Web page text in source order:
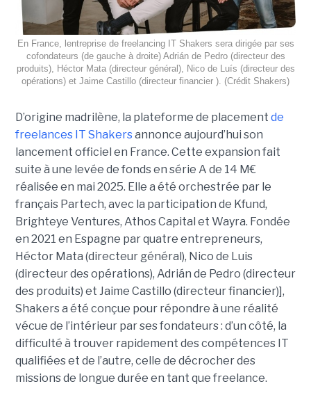
En France, lentreprise de freelancing IT Shakers sera dirigée par ses
cofondateurs (de gauche à droite) Adrián de Pedro (directeur des
produits), Héctor Mata (directeur général), Nico de Luís (directeur des
opérations) et Jaime Castillo (directeur financier ). (Crédit Shakers)
D’origine madrilène, la plateforme de placement de
freelances IT Shakersannonce aujourd’hui son
lancement officiel en France. Cette expansion fait
suite à une levée de fonds en série A de 14 M€
réalisée en mai 2025. Elle a été orchestrée par le
français Partech, avec la participation de Kfund,
Brighteye Ventures, Athos Capital et Wayra. Fondée
en 2021 en Espagne par quatre entrepreneurs,
Héctor Mata (directeur général), Nico de Luis
(directeur des opérations), Adrián de Pedro (directeur
des produits) et Jaime Castillo (directeur financier)],
Shakers a été conçue pour répondre à une réalité
vécue de l’intérieur par ses fondateurs : d’un côté, la
difficulté à trouver rapidement des compétences IT
qualifiées et de l’autre, celle de décrocher des
missions de longue durée en tant que freelance.